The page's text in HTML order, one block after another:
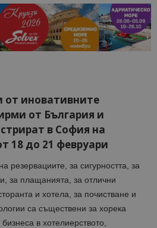
от иновативните
от България и
в София на
18 до 21 февруари
резервациите, за сигурността, за
за плащанията, за отлични
и хотела, за почистване и
са съществени за хорека
в хотелиерството,